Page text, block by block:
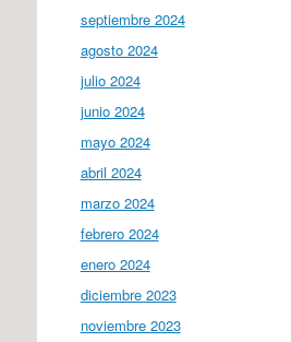
septiembre 2024
agosto 2024
julio 2024
junio 2024
mayo 2024
abril 2024
marzo 2024
febrero 2024
enero 2024
diciembre 2023
noviembre 2023